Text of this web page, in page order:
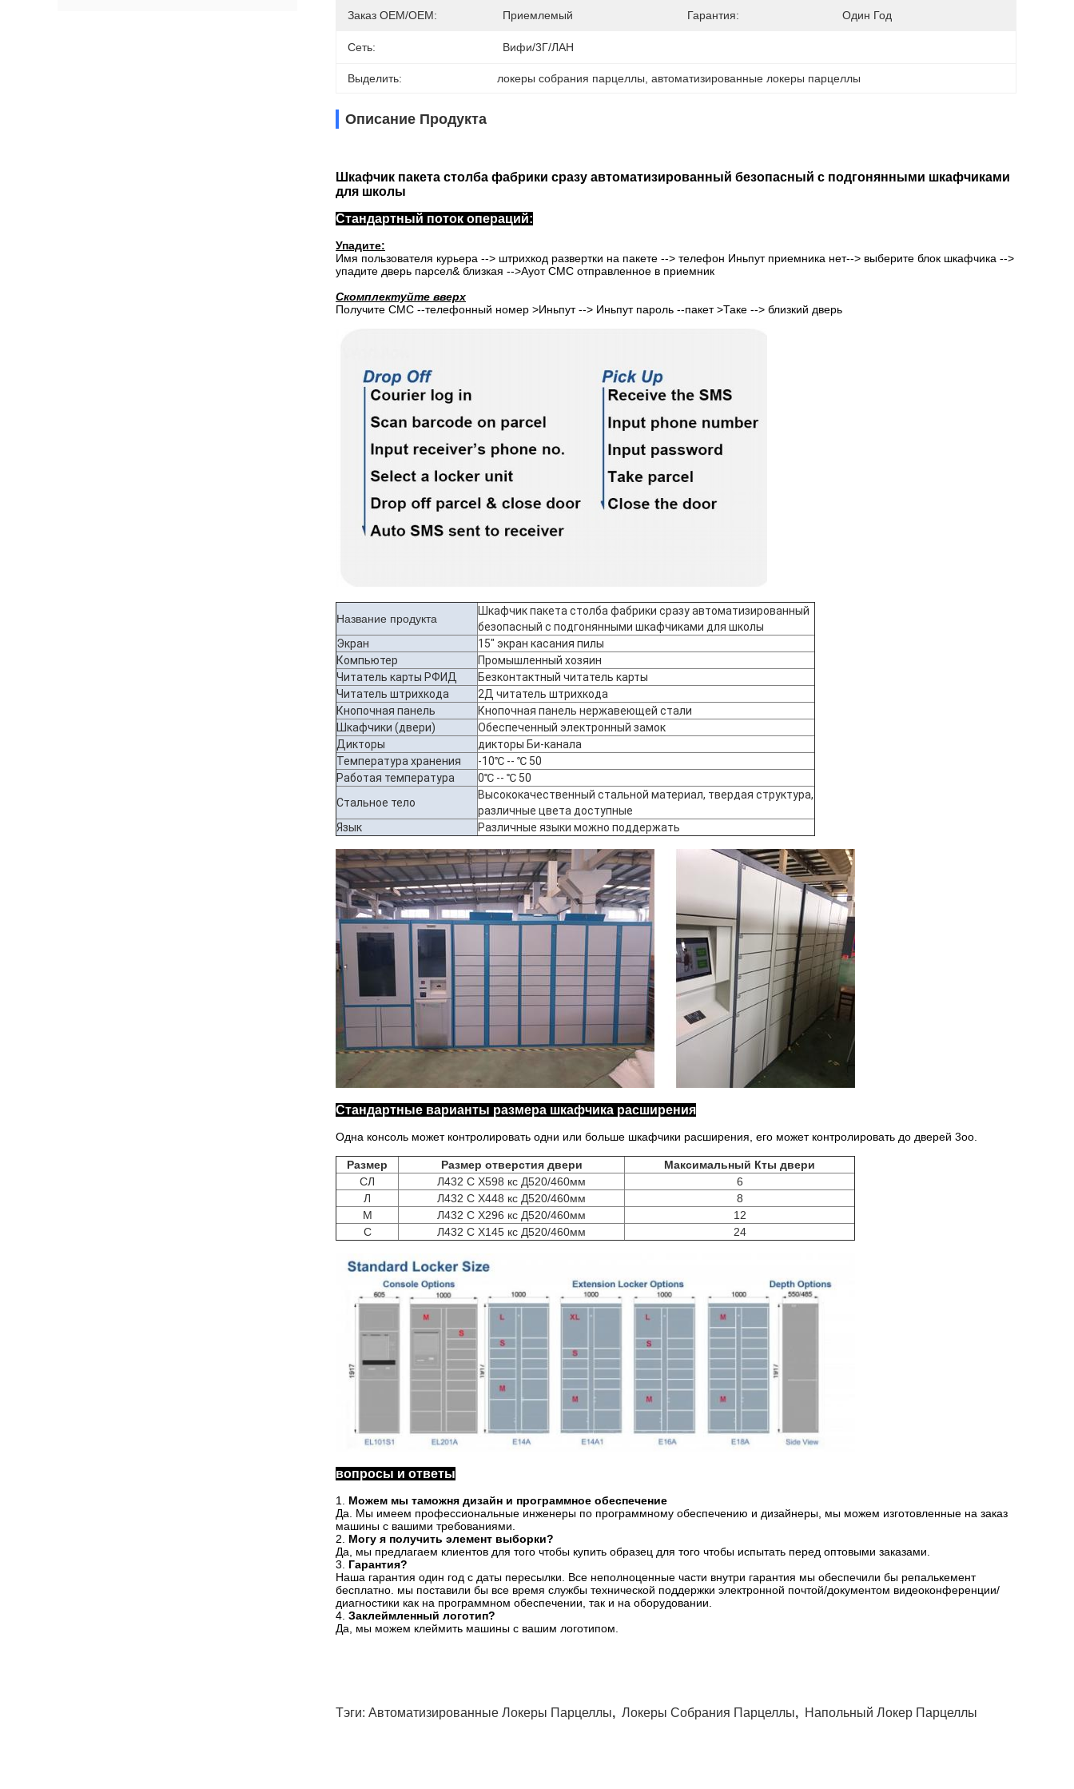
Заказ OEM/OEM: Приемлемый Гарантия: Один Год
Сеть: Вифи/3Г/ЛАН
Выделить: локеры собрания парцеллы , автоматизированные локеры парцеллы
Описание Продукта
Шкафчик пакета столба фабрики сразу автоматизированный безопасный с подгонянными шкафчиками
для школы
Стандартный поток операций:
Упадите:
Имя пользователя курьера --> штрихкод развертки на пакете --> телефон Иньпут приемника нет--> выберите блок шкафчика -->
упадите дверь парсел& близкая -->Ауот СМС отправленное в приемник
Скомплектуйте вверх
Получите СМС --телефонный номер >Иньпут --> Иньпут пароль --пакет >Таке --> близкий дверь
Название продукта
Шкафчик пакета столба фабрики сразу автоматизированный
безопасный с подгонянными шкафчиками для школы
Экран
15" экран касания пилы
Компьютер
Промышленный хозяин
Читатель карты РФИД
Безконтактный читатель карты
Читатель штрихкода
2Д читатель штрихкода
Кнопочная панель
Кнопочная панель нержавеющей стали
Шкафчики (двери)
Обеспеченный электронный замок
Дикторы
дикторы Би-канала
Температура хранения
-10℃ -- ℃ 50
Работая температура
0℃ -- ℃ 50
Стальное тело
Высококачественный стальной материал, твердая структура,
различные цвета доступные
Язык
Различные языки можно поддержать
Стандартные варианты размера шкафчика расширения
Одна консоль может контролировать одни или больше шкафчики расширения, его может контролировать до дверей 3оо.
Размер Размер отверстия двери
Максимальный Кты двери
СЛ
Л432 С Х598 кс Д520/460мм
6
Л
Л432 С Х448 кс Д520/460мм
8
М
Л432 С Х296 кс Д520/460мм
12
С
Л432 С Х145 кс Д520/460мм 24
вопросы и ответы
1. Можем мы таможня дизайн и программное обеспечение
Да. Мы имеем профессиональные инженеры по программному обеспечению и дизайнеры, мы можем изготовленные на заказ
машины с вашими требованиями.
2. Могу я получить элемент выборки?
Да, мы предлагаем клиентов для того чтобы купить образец для того чтобы испытать перед оптовыми заказами.
3. Гарантия?
Наша гарантия один год с даты пересылки. Все неполноценные части внутри гарантия мы обеспечили бы репалькемент
бесплатно. мы поставили бы все время службы технической поддержки электронной почтой/документом видеоконференции/
диагностики как на программном обеспечении, так и на оборудовании.
4. Заклеймленный логотип?
Да, мы можем клеймить машины с вашим логотипом.
Тэги: Автоматизированные Локеры Парцеллы, Локеры Собрания Парцеллы, Напольный Локер Парцеллы